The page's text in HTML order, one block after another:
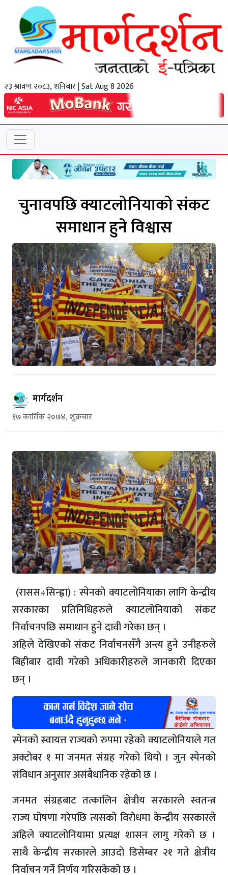
२३ श्रावण २०८३, शनिबार | Sat Aug 8 2026
चुनावपछि क्याटलोनियाको संकट
समाधान हुने विश्वास
मार्गदर्शन
१७ कार्तिक २०७४, शुक्रबार
(रासस÷सिन्ह्वा) : स्पेनको क्याटलोनियाका लागि केन्द्रीय
सरकारका प्रतिनिधिहरुले क्याटलोनियाको संकट
निर्वाचनपछि समाधान हुने दावी गरेका छन् ।
अहिले देखिएको संकट निर्वाचनसँगै अन्त्य हुने उनीहरुले
बिहीबार दावी गरेको अधिकारीहरुले जानकारी दिएका
छन् ।
स्पेनको स्वायत्त राज्यको रुपमा रहेको क्याटलोनियाले गत
अक्टोबर १ मा जनमत संग्रह गरेको थियो । जुन स्पेनको
संविधान अनुसार असंबैधानिक रहेको छ ।
जनमत संग्रहबाट तत्कालिन क्षेत्रीय सरकारले स्वतन्त्र
राज्य घोषणा गरेपछि त्यसको विरोधमा केन्द्रीय सरकारले
अहिले क्याटलोनियामा प्रत्यक्ष शासन लागु गरेको छ ।
साथै केन्द्रीय सरकारले आउदो डिसेम्बर २१ गते क्षेत्रीय
निर्वाचन गर्ने निर्णय गरिसकेको छ ।